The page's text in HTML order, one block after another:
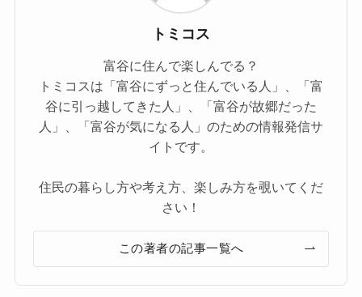
トミコス
富谷に住んで楽しんでる？
トミコスは「富谷にずっと住んでいる人」、「富
谷に引っ越してきた人」、「富谷が故郷だった
人」、「富谷が気になる人」のための情報発信サ
イトです。
住民の暮らし方や考え方、楽しみ方を覗いてくだ
さい！
この著者の記事一覧へ